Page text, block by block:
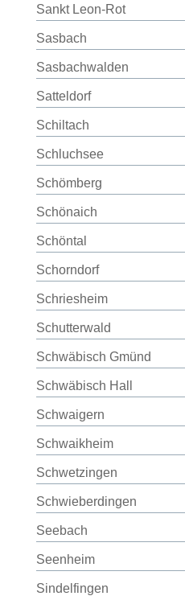
Sankt Leon-Rot
Sasbach
Sasbachwalden
Satteldorf
Schiltach
Schluchsee
Schömberg
Schönaich
Schöntal
Schorndorf
Schriesheim
Schutterwald
Schwäbisch Gmünd
Schwäbisch Hall
Schwaigern
Schwaikheim
Schwetzingen
Schwieberdingen
Seebach
Seenheim
Sindelfingen